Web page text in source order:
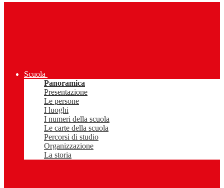
Scuola
Panoramica
Presentazione
Le persone
I luoghi
I numeri della scuola
Le carte della scuola
Percorsi di studio
Organizzazione
La storia